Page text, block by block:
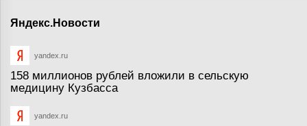
Яндекс.Новости
yandex.ru
158 миллионов рублей вложили в сельскую
медицину Кузбасса
yandex.ru